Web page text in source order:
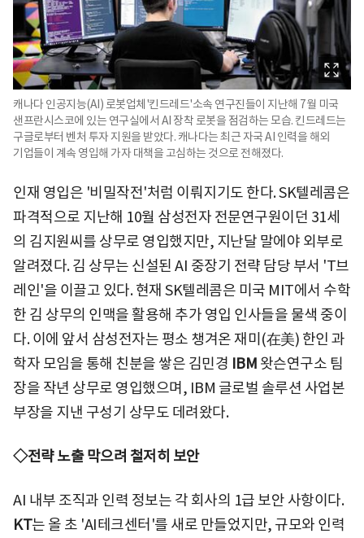
캐나다 인공지능(AI) 로봇업체'킨드레드'소속 연구진들이 지난해 7월 미국
샌프란시스코에 있는 연구실에서 AI 장착 로봇을 점검하는 모습. 킨드레드는
구글로부터 벤처 투자 지원을 받았다. 캐나다는 최근 자국 AI 인력을 해외
기업들이 계속 영입해 가자 대책을 고심하는 것으로 전해졌다.
인재 영입은 '비밀작전'처럼 이뤄지기도 한다. SK텔레콤은
파격적으로 지난해 10월 삼성전자 전문연구원이던 31세
의 김지원씨를 상무로 영입했지만, 지난달 말에야 외부로
알려졌다. 김 상무는 신설된 AI 중장기 전략 담당 부서 'T브
레인'을 이끌고 있다. 현재 SK텔레콤은 미국 MIT에서 수학
한 김 상무의 인맥을 활용해 추가 영입 인사들을 물색 중이
다. 이에 앞서 삼성전자는 평소 챙겨온 재미(在美) 한인 과
학자 모임을 통해 친분을 쌓은 김민경 IBM 왓슨연구소 팀
장을 작년 상무로 영입했으며, IBM 글로벌 솔루션 사업본
부장을 지낸 구성기 상무도 데려왔다.
◇전략 노출 막으려 철저히 보안
AI 내부 조직과 인력 정보는 각 회사의 1급 보안 사항이다.
KT는 올 초 'AI테크센터'를 새로 만들었지만, 규모와 인력